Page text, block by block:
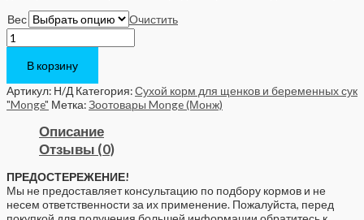
Вес
Очистить
Количество
Monge
breeds
Puppy
и
рисом
В корзину
Артикул: Н/Д Категория:Сухой корм для щенков и беременных сук
"Monge" Метка:Зоотовары Monge (Монж)
Описание
Отзывы (0)
ПРЕДОСТЕРЕЖЕНИЕ!
Мы не предоставляет консультацию по подбору кормов и не
несем ответственности за их применение. Пожалуйста, перед